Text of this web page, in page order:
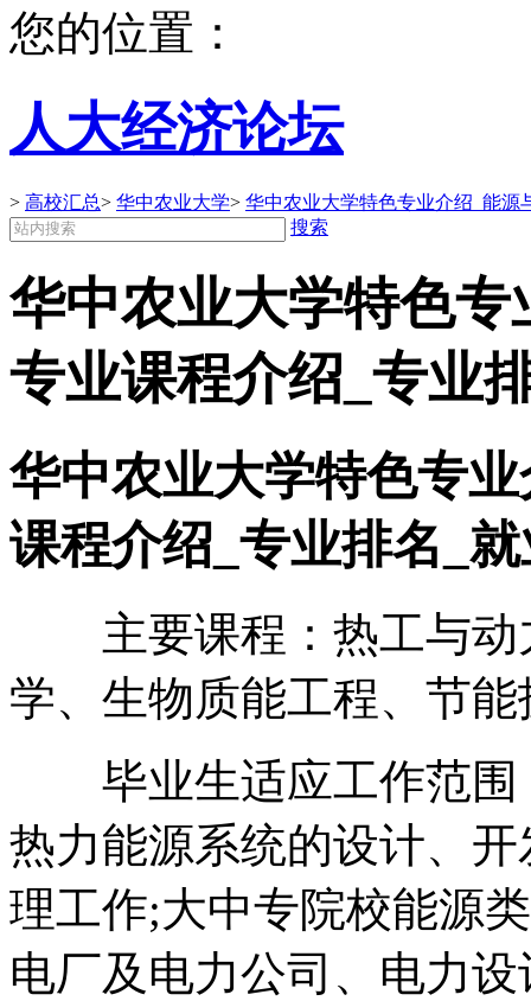
您的位置：
人大经济论坛
> 高校汇总> 华中农业大学> 华中农业大学特色专业介绍_能源
搜索
华中农业大学特色
专业课程介绍_专业
华中农业大学特色专
课程介绍_专业排名_
主要课程：热工与动
学、生物质能工程、节能
毕业生适应工作范围
热力能源系统的设计、
理工作;大中专院校能源
电厂及电力公司、电力